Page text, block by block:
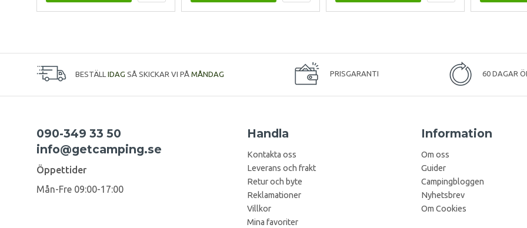
BESTÄLL IDAG SÅ SKICKAR VI PÅ MÅNDAG PRISGARANTI 60 DAGAR
090-349 33 50
info@getcamping.se
Öppettider
Mån-Fre 09:00-17:00
Handla
Kontakta oss
Leverans och frakt
Retur och byte
Reklamationer
Villkor
Mina favoriter
Information
Om oss
Guider
Campingbloggen
Nyhetsbrev
Om Cookies